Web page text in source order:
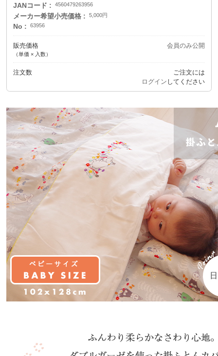
JANコード 4560479263956
メーカー希望小売価格 5,000円
No 63956
販売価格
（単価 × 入数）
会員のみ公開
注文数
ご注文には
ログイン してください